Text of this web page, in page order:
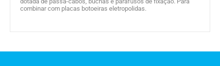
combinar com placas botoeiras eletropolidas.